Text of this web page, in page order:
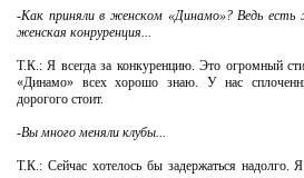
-Как приняли в женском «Динамо»? Ведь есть
женская конруренция...
Т.К.: Я всегда за конкуренцию. Это огромный
«Динамо» всех хорошо знаю. У нас
дорогого стоит.
-Вы много меняли клубы...
Т.К.: Сейчас хотелось бы задержаться